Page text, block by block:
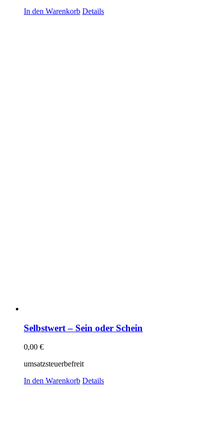
In den Warenkorb Details
Selbstwert – Sein oder Schein
0,00 €
umsatzsteuerbefreit
In den Warenkorb Details